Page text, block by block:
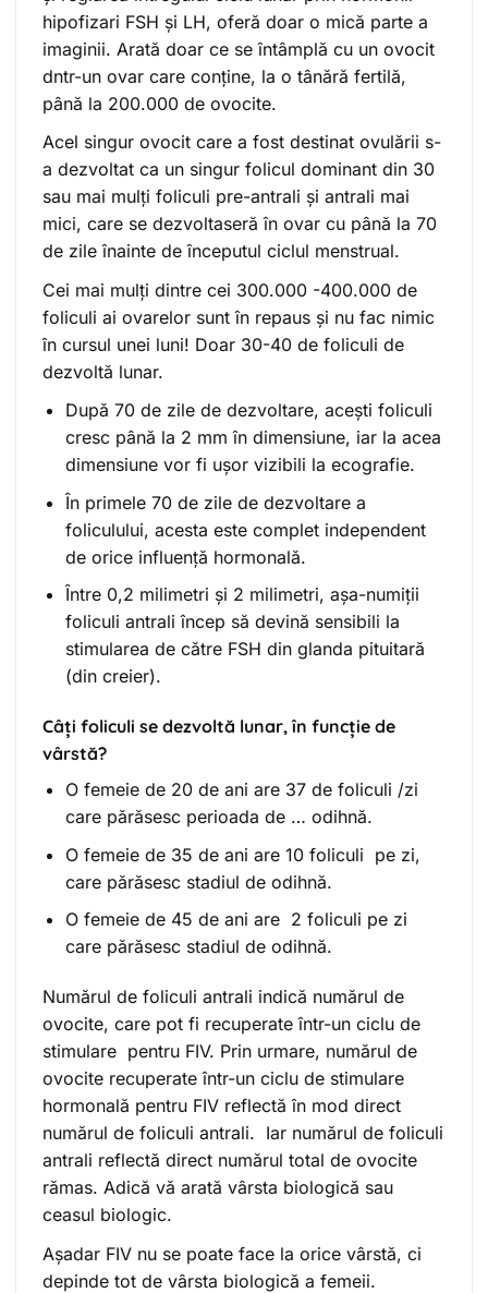
hipofizari FSH și LH, oferă doar o mică parte a
imaginii. Arată doar ce se întâmplă cu un ovocit
dntr-un ovar care conține, la o tânără fertilă,
până la 200.000 de ovocite.
Acel singur ovocit care a fost destinat ovulării s-
a dezvoltat ca un singur folicul dominant din 30
sau mai mulți foliculi pre-antrali și antrali mai
mici, care se dezvoltaseră în ovar cu până la 70
de zile înainte de începutul ciclul menstrual.
Cei mai mulți dintre cei 300.000 -400.000 de
foliculi ai ovarelor sunt în repaus și nu fac nimic
în cursul unei luni! Doar 30-40 de foliculi de
dezvoltă lunar.
După 70 de zile de dezvoltare, acești foliculi
cresc până la 2 mm în dimensiune, iar la acea
dimensiune vor fi ușor vizibili la ecografie.
În primele 70 de zile de dezvoltare a
foliculului, acesta este complet independent
de orice influență hormonală.
Între 0,2 milimetri și 2 milimetri, așa-numiții
foliculi antrali încep să devină sensibili la
stimularea de către FSH din glanda pituitară
(din creier).
Câți foliculi se dezvoltă lunar, în funcție de
vârstă?
O femeie de 20 de ani are 37 de foliculi /zi
care părăsesc perioada de … odihnă.
O femeie de 35 de ani are 10 foliculi pe zi,
care părăsesc stadiul de odihnă.
O femeie de 45 de ani are 2 foliculi pe zi
care părăsesc stadiul de odihnă.
Numărul de foliculi antrali indică numărul de
ovocite, care pot fi recuperate într-un ciclu de
stimulare pentru FIV. Prin urmare, numărul de
ovocite recuperate într-un ciclu de stimulare
hormonală pentru FIV reflectă în mod direct
numărul de foliculi antrali. Iar numărul de foliculi
antrali reflectă direct numărul total de ovocite
rămas. Adică vă arată vârsta biologică sau
ceasul biologic.
Așadar FIV nu se poate face la orice vârstă, ci
depinde tot de vârsta biologică a femeii.